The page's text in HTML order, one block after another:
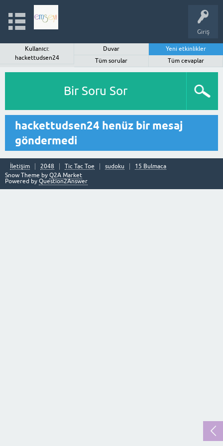
Giriş
Kullanıcı:
hackettudsen24
Duvar
Yeni etkinlikler
Tüm sorular
Tüm cevaplar
Bir Soru Sor
hackettudsen24 henüz bir mesaj
göndermedi
İletişim 2048 Tic Tac Toe sudoku
15 Bulmaca
Snow Theme by Q2A Market
Powered by Question2Answer